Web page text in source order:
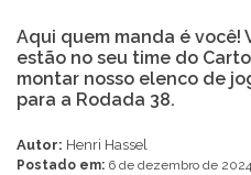
Aqui quem manda é você!
estão no seu time do
montar nosso elenco de
para a Rodada 38.
Autor: Henri Hassel
Postado em: 6 de dezembro de 2024